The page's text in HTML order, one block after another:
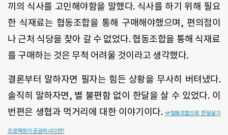
끼의 식사를 고민해야함을 말했다. 식사를 하기 위해 필요
한 식재료는 협동조합을 통해 구매해야했으며, 편의점이
나 근처 식당을 찾아 갈 수 없었다. 협동조합을 통해 식재료
를 구매하는 것은 무척 어려울 것이라고 생각했다.
결론부터 말하자면 필자는 힘든 상황을 무사히 버텨냈다.
솔직히 말하자면, 별 불편함 없이 한달을 살 수 있었다. 이
번편은 생협과 먹거리에 대한 이야기이다.☞협동조합으로 한달살기
프로젝트가 궁금하시다면?